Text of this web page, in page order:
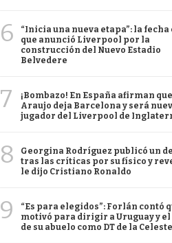
6
“Inicia una nueva etapa”: la fecha
que anunció Liverpool por la
construcción del Nuevo Estadio
Belvedere
7
¡Bombazo! En España afirman
Araujo deja Barcelona y será
jugador del Liverpool de
8
Georgina Rodríguez publicó un
tras las críticas por su físico y
le dijo Cristiano Ronaldo
9
“Es para elegidos”: Forlán contó
motivó para dirigir a Uruguay y
de su abuelo como DT de la Celeste